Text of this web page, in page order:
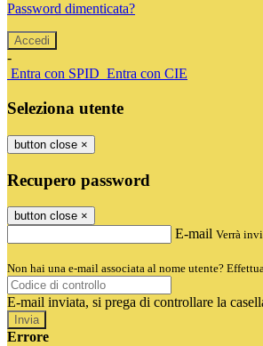
Password dimenticata?
-
Entra con SPID Entra con CIE
Seleziona utente
button close ×
Recupero password
button close ×
E-mail Verrà
Non hai una e-mail associata al nome utente?
E-mail inviata, si prega di controllare la
Errore